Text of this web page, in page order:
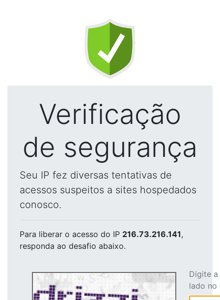
Verificação
de segurança
Seu IP fez diversas tentativas de
acessos suspeitos a sites hospedados
conosco.
Para liberar o acesso do IP 216.73.216.141,
responda ao desafio abaixo.
Digite
lado no